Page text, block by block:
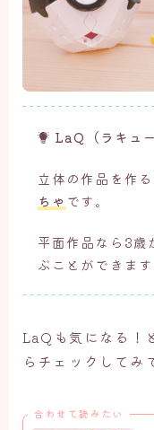
LaQ（ラキュ
立体の作品を作
ちゃ です。
平面作品なら3歳
ぶことができます
LaQも気になる！
らチェックしてみ
合わせて読みたい